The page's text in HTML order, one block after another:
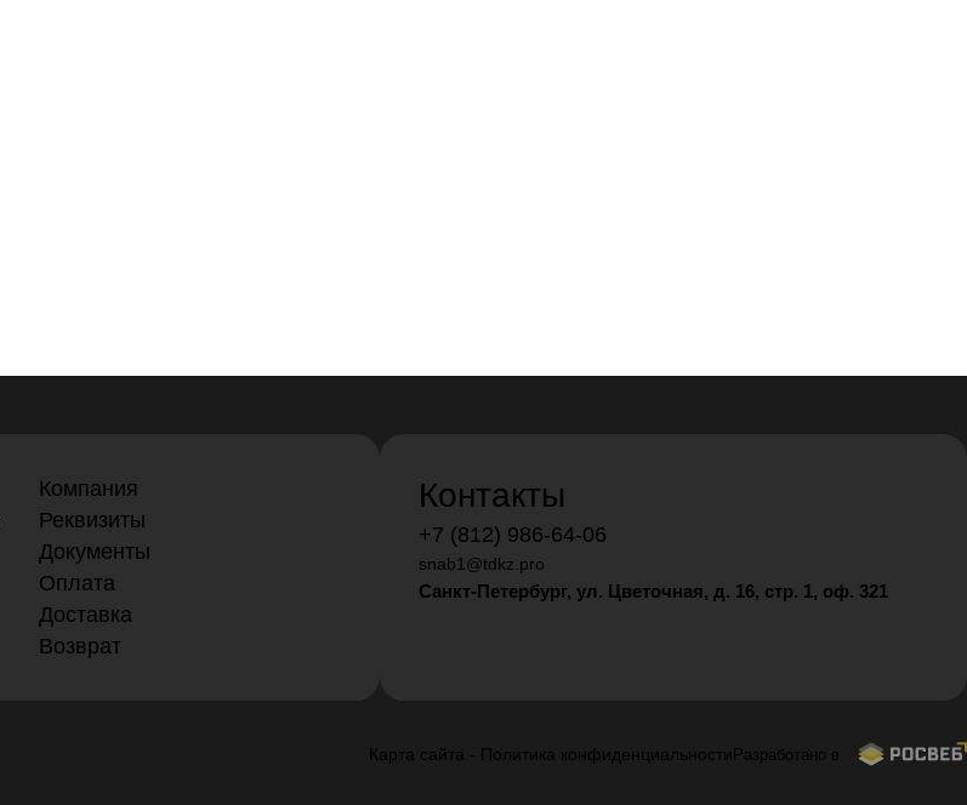
Компания
Реквизиты
Документы
Оплата
Доставка
Возврат
Контакты
+7 (812) 986-64-06
snab1@tdkz.pro
Санкт-Петербург, ул. Цветочная, д. 16, стр. 1, оф. 321
Карта сайта - Политика конфиденциальности Разработано в